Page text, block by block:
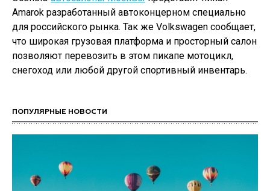
Amarok разработанный автоконцерном специально
для российского рынка. Так же Volkswagen сообщает,
что широкая грузовая платформа и просторный салон
позволяют перевозить в этом пикапе мотоцикл,
снегоход или любой другой спортивный инвентарь.
ПОПУЛЯРНЫЕ НОВОСТИ